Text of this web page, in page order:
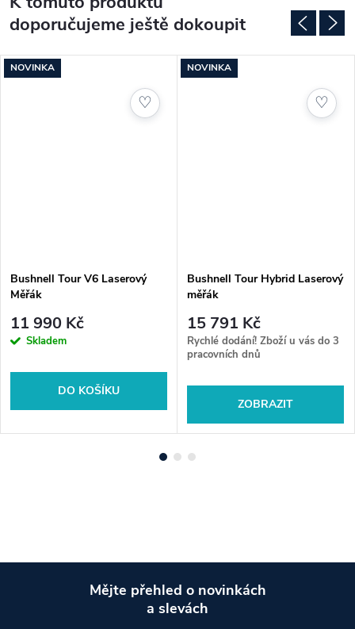
doporučujeme ještě dokoupit
NOVINKA
Bushnell Tour V6 Laserový
Měřák
11 990 Kč
Skladem
DO KOŠÍKU
♡
NOVINKA
Bushnell Tour Hybrid Laserový
měřák
15 791 Kč
Rychlé dodání! Zboží u vás do 3
pracovních dnů
ZOBRAZIT
♡
Mějte přehled o novinkách
a slevách